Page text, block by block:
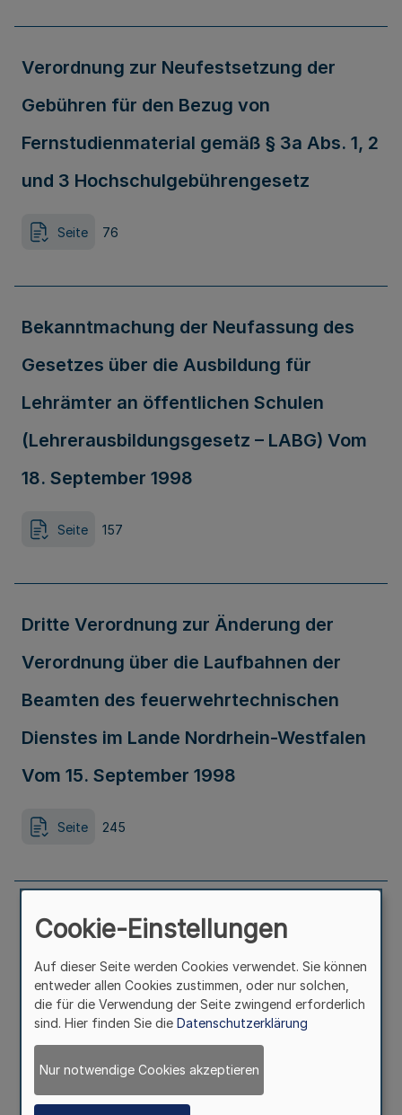
Verordnung zur Neufestsetzung der
Gebühren für den Bezug von
Fernstudienmaterial gemäß § 3a Abs. 1, 2
und 3 Hochschulgebührengesetz
Seite 76
Bekanntmachung der Neufassung des
Gesetzes über die Ausbildung für
Lehrämter an öffentlichen Schulen
(Lehrerausbildungsgesetz – LABG) Vom
18. September 1998
Seite 157
Dritte Verordnung zur Änderung der
Verordnung über die Laufbahnen der
Beamten des feuerwehrtechnischen
Dienstes im Lande Nordrhein-Westfalen
Vom 15. September 1998
Seite 245
1. Verordnung zur Änderung der
Verordnung zur Abgeltung der
Bürokosten der Gerichtsvollzieherinnen
und Gerichtsvollzieher (GVEntschVO)
Vom 11. September 1998
Cookie-Einstellungen
Auf dieser Seite werden Cookies verwendet. Sie können
entweder allen Cookies zustimmen, oder nur solchen,
die für die Verwendung der Seite zwingend erforderlich
sind. Hier finden Sie die Datenschutzerklärung
Nur notwendige Cookies akzeptieren